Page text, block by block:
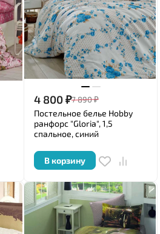
4 800₽7 890₽
Постельное белье Hobby
ранфорс "Gloria", 1,5
спальное, синий
В корзину